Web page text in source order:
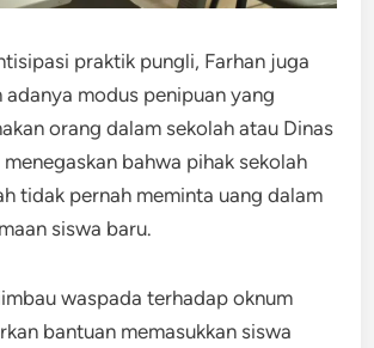
praktik pungli, Farhan juga
adanya modus penipuan yang
orang dalam sekolah atau Dinas
bahwa pihak sekolah
tidak pernah meminta uang dalam
siswa baru.
waspada terhadap oknum
bantuan memasukkan siswa